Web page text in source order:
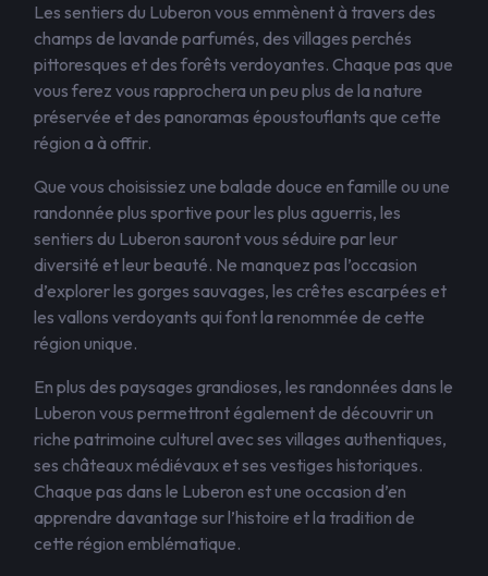
Les sentiers du Luberon vous emmènent à travers des
champs de lavande parfumés, des villages perchés
pittoresques et des forêts verdoyantes. Chaque pas que
vous ferez vous rapprochera un peu plus de la nature
préservée et des panoramas époustouflants que cette
région a à offrir.
Que vous choisissiez une balade douce en famille ou une
randonnée plus sportive pour les plus aguerris, les
sentiers du Luberon sauront vous séduire par leur
diversité et leur beauté. Ne manquez pas l’occasion
d’explorer les gorges sauvages, les crêtes escarpées et
les vallons verdoyants qui font la renommée de cette
région unique.
En plus des paysages grandioses, les randonnées dans le
Luberon vous permettront également de découvrir un
riche patrimoine culturel avec ses villages authentiques,
ses châteaux médiévaux et ses vestiges historiques.
Chaque pas dans le Luberon est une occasion d’en
apprendre davantage sur l’histoire et la tradition de
cette région emblématique.